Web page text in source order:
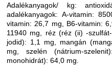
Adalékanyagok/ kg:
adalékanyagok: A-vitamin:
vitamin: 26,7 mg, B6-vitamin:
11940 mg, réz (réz (ii) -
jodid): 1,1 mg, mangán
mg, szelén (nátrium-
monohidrát): 64,0 mg.